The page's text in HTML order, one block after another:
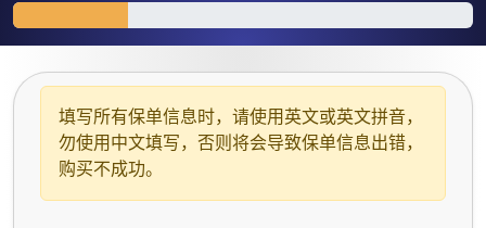
填写所有保单信息时，请使用 英文或英文拼音，
勿使用中文填写，否则将会导致保单信息出错，
购买不成功。